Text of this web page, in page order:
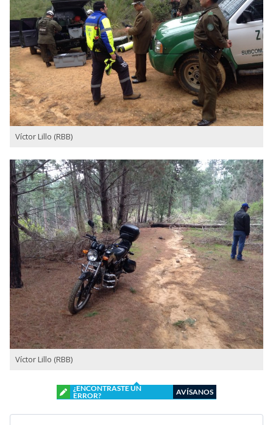
Víctor Lillo (RBB)
Víctor Lillo (RBB)
¿ENCONTRASTE UN
ERROR?
AVÍSANOS